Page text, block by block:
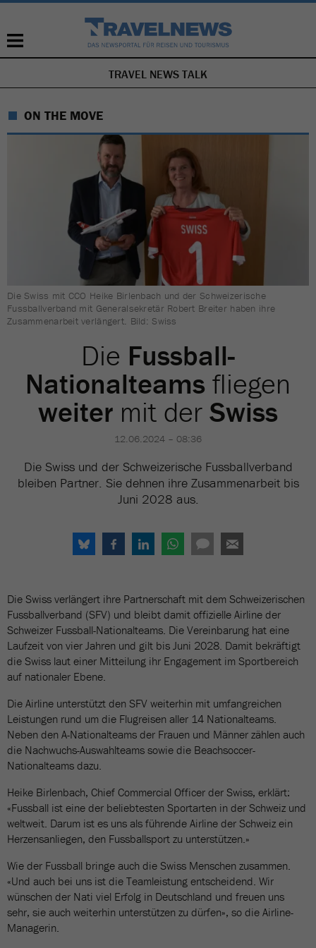
NAVIGATION
ÜBERSPRINGEN
TRAVEL NEWS TALK
ON THE MOVE
Die Swiss mit CCO Heike Birlenbach und der Schweizerische
Fussballverband mit Generalsekretär Robert Breiter haben ihre
Zusammenarbeit verlängert. Bild: Swiss
Die Fussball-
Nationalteams fliegen
weiter mit der Swiss
12.06.2024 – 08:36
Die Swiss und der Schweizerische Fussballverband
bleiben Partner. Sie dehnen ihre Zusammenarbeit bis
Juni 2028 aus.
Die Swiss verlängert ihre Partnerschaft mit dem Schweizerischen
Fussballverband (SFV) und bleibt damit offizielle Airline der
Schweizer Fussball-Nationalteams. Die Vereinbarung hat eine
Laufzeit von vier Jahren und gilt bis Juni 2028. Damit bekräftigt
die Swiss laut einer Mitteilung ihr Engagement im Sportbereich
auf nationaler Ebene.
Die Airline unterstützt den SFV weiterhin mit umfangreichen
Leistungen rund um die Flugreisen aller 14 Nationalteams.
Neben den A-Nationalteams der Frauen und Männer zählen auch
die Nachwuchs-Auswahlteams sowie die Beachsoccer-
Nationalteams dazu.
Heike Birlenbach, Chief Commercial Officer der Swiss, erklärt:
«Fussball ist eine der beliebtesten Sportarten in der Schweiz und
weltweit. Darum ist es uns als führende Airline der Schweiz ein
Herzensanliegen, den Fussballsport zu unterstützen.»
Wie der Fussball bringe auch die Swiss Menschen zusammen.
«Und auch bei uns ist die Teamleistung entscheidend. Wir
wünschen der Nati viel Erfolg in Deutschland und freuen uns
sehr, sie auch weiterhin unterstützen zu dürfen», so die Airline-
Managerin.